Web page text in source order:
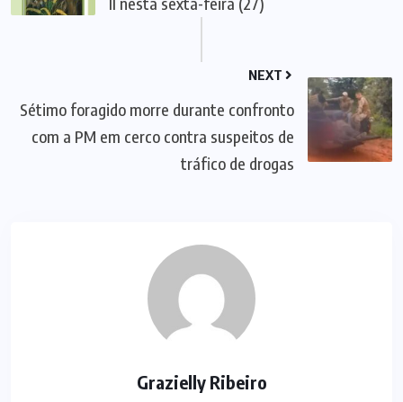
NEXT
Sétimo foragido morre durante confronto
com a PM em cerco contra suspeitos de
tráfico de drogas
Grazielly Ribeiro